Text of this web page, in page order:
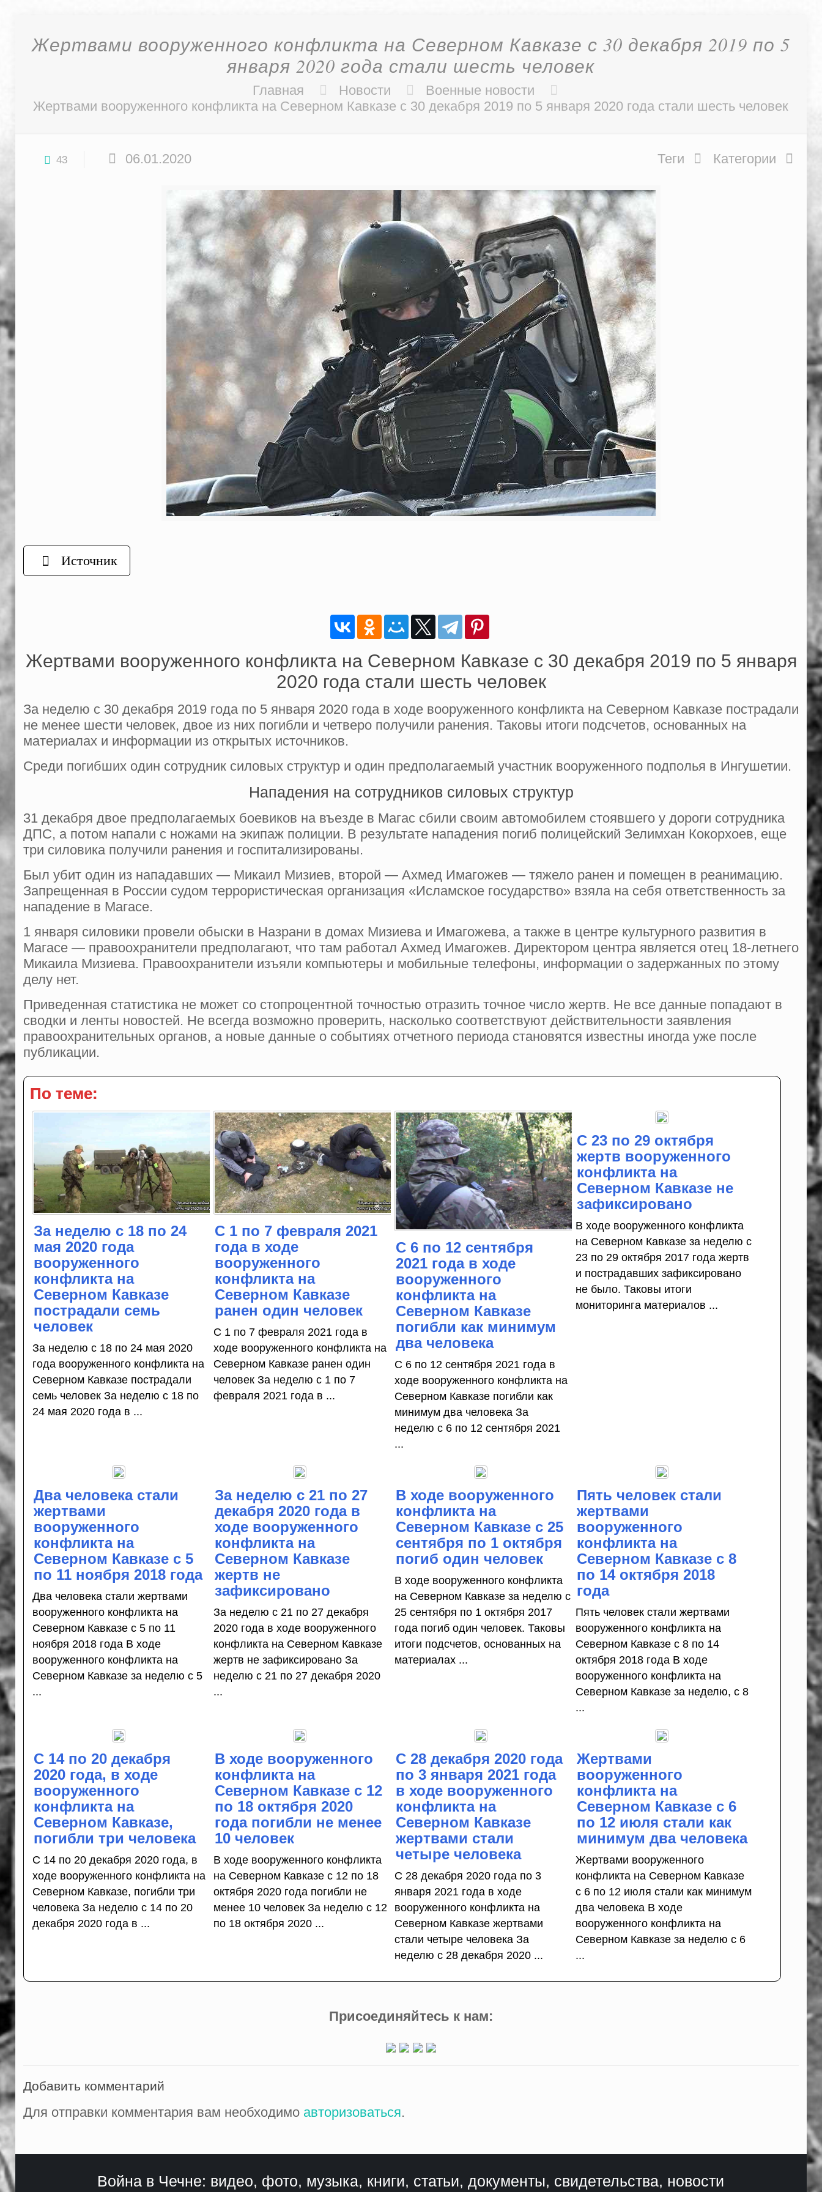
Жертвами вооруженного конфликта на Северном Кавказе с 30 декабря 2019 по 5
января 2020 года стали шесть человек
Главная Новости
Военные новости
Жертвами вооруженного конфликта на Северном Кавказе с 30 декабря 2019 по 5 января 2020 года стали шесть человек
43 06.01.2020 Категории
Теги
Источник
Жертвами вооруженного конфликта на Северном Кавказе с 30 декабря 2019 по 5 января
2020 года стали шесть человек
За неделю с 30 декабря 2019 года по 5 января 2020 года в ходе вооруженного конфликта на Северном Кавказе пострадали
не менее шести человек, двое из них погибли и четверо получили ранения. Таковы итоги подсчетов, основанных на
материалах и информации из открытых источников.
Среди погибших один сотрудник силовых структур и один предполагаемый участник вооруженного подполья в Ингушетии.
Нападения на сотрудников силовых структур
31 декабря двое предполагаемых боевиков на въезде в Магас сбили своим автомобилем стоявшего у дороги сотрудника
ДПС, а потом напали с ножами на экипаж полиции. В результате нападения погиб полицейский Зелимхан Кокорхоев, еще
три силовика получили ранения и госпитализированы.
Был убит один из нападавших — Микаил Мизиев, второй — Ахмед Имагожев — тяжело ранен и помещен в реанимацию.
Запрещенная в России судом террористическая организация «Исламское государство» взяла на себя ответственность за
нападение в Магасе.
1 января силовики провели обыски в Назрани в домах Мизиева и Имагожева, а также в центре культурного развития в
Магасе — правоохранители предполагают, что там работал Ахмед Имагожев. Директором центра является отец 18-летнего
Микаила Мизиева. Правоохранители изъяли компьютеры и мобильные телефоны, информации о задержанных по этому
делу нет.
Приведенная статистика не может со стопроцентной точностью отразить точное число жертв. Не все данные попадают в
сводки и ленты новостей. Не всегда возможно проверить, насколько соответствуют действительности заявления
правоохранительных органов, а новые данные о событиях отчетного периода становятся известны иногда уже после
публикации.
По теме:
За неделю с 18 по 24
мая 2020 года
вооруженного
конфликта на
Северном Кавказе
пострадали семь
человек
За неделю с 18 по 24 мая 2020
года вооруженного конфликта на
Северном Кавказе пострадали
семь человек За неделю с 18 по
24 мая 2020 года в ...
С 1 по 7 февраля 2021
года в ходе
вооруженного
конфликта на
Северном Кавказе
ранен один человек
С 1 по 7 февраля 2021 года в
ходе вооруженного конфликта на
Северном Кавказе ранен один
человек За неделю с 1 по 7
февраля 2021 года в ...
С 6 по 12 сентября
2021 года в ходе
вооруженного
конфликта на
Северном Кавказе
погибли как минимум
два человека
С 6 по 12 сентября 2021 года в
ходе вооруженного конфликта на
Северном Кавказе погибли как
минимум два человека За
неделю с 6 по 12 сентября 2021
...
С 23 по 29 октября
жертв вооруженного
конфликта на
Северном Кавказе не
зафиксировано
В ходе вооруженного конфликта
на Северном Кавказе за неделю с
23 по 29 октября 2017 года жертв
и пострадавших зафиксировано
не было. Таковы итоги
мониторинга материалов ...
Два человека стали
жертвами
вооруженного
конфликта на
Северном Кавказе с 5
по 11 ноября 2018 года
Два человека стали жертвами
вооруженного конфликта на
Северном Кавказе с 5 по 11
ноября 2018 года В ходе
вооруженного конфликта на
Северном Кавказе за неделю с 5
...
За неделю с 21 по 27
декабря 2020 года в
ходе вооруженного
конфликта на
Северном Кавказе
жертв не
зафиксировано
За неделю с 21 по 27 декабря
2020 года в ходе вооруженного
конфликта на Северном Кавказе
жертв не зафиксировано За
неделю с 21 по 27 декабря 2020
...
В ходе вооруженного
конфликта на
Северном Кавказе с 25
сентября по 1 октября
погиб один человек
В ходе вооруженного конфликта
на Северном Кавказе за неделю с
25 сентября по 1 октября 2017
года погиб один человек. Таковы
итоги подсчетов, основанных на
материалах ...
Пять человек стали
жертвами
вооруженного
конфликта на
Северном Кавказе с 8
по 14 октября 2018
года
Пять человек стали жертвами
вооруженного конфликта на
Северном Кавказе с 8 по 14
октября 2018 года В ходе
вооруженного конфликта на
Северном Кавказе за неделю, с 8
...
С 14 по 20 декабря
2020 года, в ходе
вооруженного
конфликта на
Северном Кавказе,
погибли три человека
С 14 по 20 декабря 2020 года, в
ходе вооруженного конфликта на
Северном Кавказе, погибли три
человека За неделю с 14 по 20
декабря 2020 года в ...
В ходе вооруженного
конфликта на
Северном Кавказе с 12
по 18 октября 2020
года погибли не менее
10 человек
В ходе вооруженного конфликта
на Северном Кавказе с 12 по 18
октября 2020 года погибли не
менее 10 человек За неделю с 12
по 18 октября 2020 ...
С 28 декабря 2020 года
по 3 января 2021 года
в ходе вооруженного
конфликта на
Северном Кавказе
жертвами стали
четыре человека
С 28 декабря 2020 года по 3
января 2021 года в ходе
вооруженного конфликта на
Северном Кавказе жертвами
стали четыре человека За
неделю с 28 декабря 2020 ...
Жертвами
вооруженного
конфликта на
Северном Кавказе с 6
по 12 июля стали как
минимум два человека
Жертвами вооруженного
конфликта на Северном Кавказе
с 6 по 12 июля стали как минимум
два человека В ходе
вооруженного конфликта на
Северном Кавказе за неделю с 6
...
Присоединяйтесь к нам:
Добавить комментарий
Для отправки комментария вам необходимо авторизоваться.
Война в Чечне: видео, фото, музыка, книги, статьи, документы, свидетельства, новости